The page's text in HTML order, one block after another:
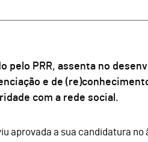
pelo PRR, assenta no
e de
com a rede social.
aprovada a sua candidatura